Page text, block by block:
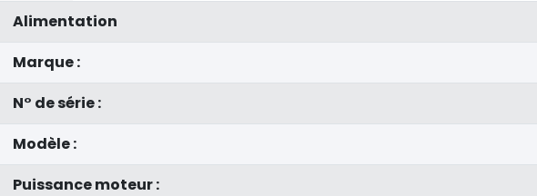
Alimentation
Marque :
N° de série :
Modèle :
Puissance moteur :